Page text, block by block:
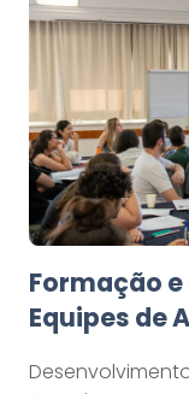
Formação
Equipes de